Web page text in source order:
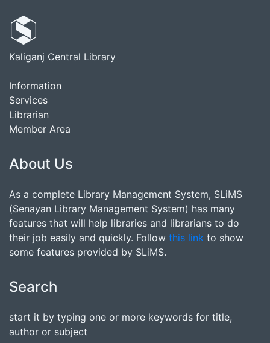
Kaliganj Central Library
Information
Services
Librarian
Member Area
About Us
As a complete Library Management System, SLiMS
(Senayan Library Management System) has many
features that will help libraries and librarians to do
their job easily and quickly. Follow this link to show
some features provided by SLiMS.
Search
start it by typing one or more keywords for title,
author or subject